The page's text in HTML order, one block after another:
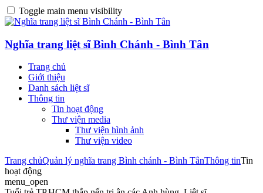
Toggle main menu visibility
Nghĩa trang liệt sĩ Bình Chánh - Bình Tân
Trang chủ
Giới thiệu
Danh sách liệt sĩ
Thông tin
Tin hoạt động
Thư viện media
Thư viện hình ảnh
Thư viện video
Trang chủQuản lý nghĩa trang Bình chánh - Bình TânThông tinTin
hoạt động
menu_open